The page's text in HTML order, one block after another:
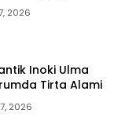
2026
Inoki Ulma
Tirta Alami
2026